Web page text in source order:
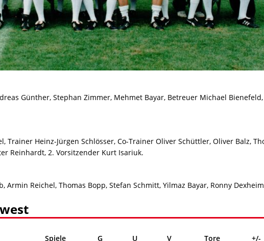
Günther, Stephan Zimmer, Mehmet Bayar, Betreuer Michael
Trainer Heinz-Jürgen Schlösser, Co-Trainer Oliver Schüttler, Oliver Balz,
Reinhardt, 2. Vorsitzender Kurt Isariuk.
Reichel, Thomas Bopp, Stefan Schmitt, Yilmaz Bayar, Ronny
Spiele G U V Tore +/-